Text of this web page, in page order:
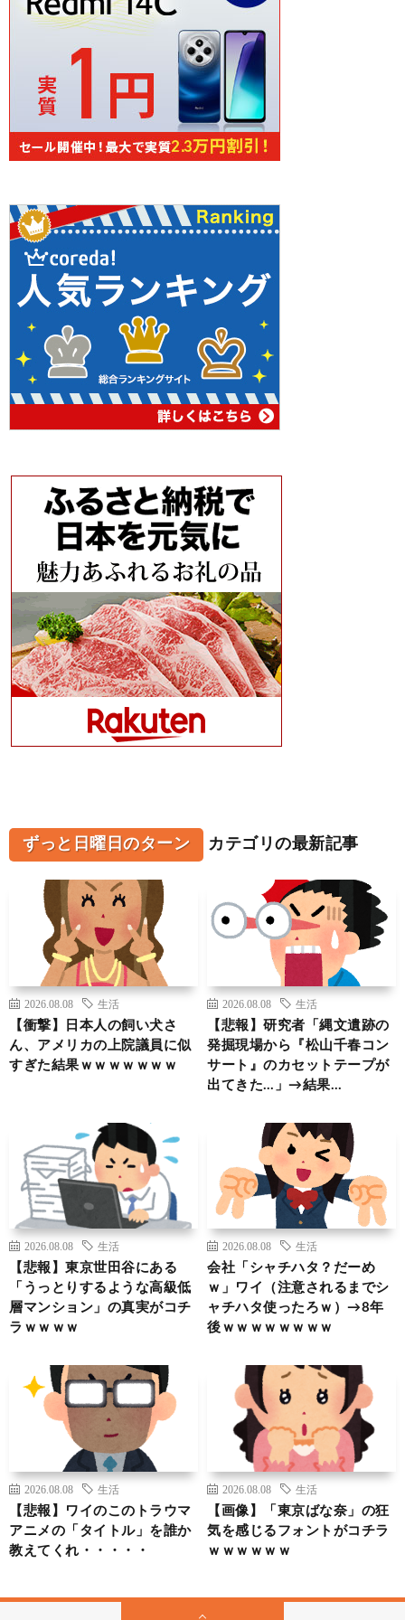
ずっと日曜日のターン カテゴリの最新記事
2026.08.08 生活
【衝撃】日本人の飼い犬さ
ん、アメリカの上院議員に似
すぎた結果ｗｗｗｗｗｗｗ
2026.08.08 生活
【悲報】研究者「縄文遺跡の
発掘現場から『松山千春コン
サート』のカセットテープが
出てきた…」→結果…
2026.08.08 生活
【悲報】東京世田谷にある
「うっとりするような高級低
層マンション」の真実がコチ
ラｗｗｗｗ
2026.08.08 生活
会社「シャチハタ？だーめ
ｗ」ワイ（注意されるまでシ
ャチハタ使ったろｗ）→8年
後ｗｗｗｗｗｗｗｗ
2026.08.08 生活
【悲報】ワイのこのトラウマ
アニメの「タイトル」を誰か
教えてくれ・・・・・
2026.08.08 生活
【画像】「東京ばな奈」の狂
気を感じるフォントがコチラ
ｗｗｗｗｗｗ